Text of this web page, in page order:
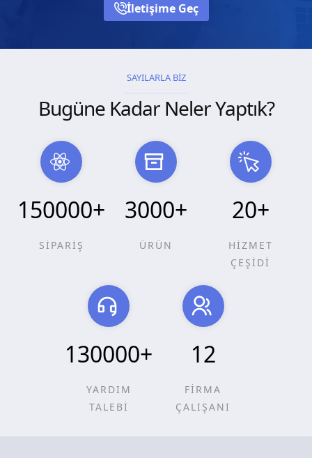
İletişime Geç
SAYILARLA BİZ
Bugüne Kadar Neler Yaptık?
150000+
SİPARİŞ
3000+
ÜRÜN
20+
HİZMET
ÇEŞİDİ
130000+
YARDIM
TALEBİ
12
FİRMA
ÇALIŞANI